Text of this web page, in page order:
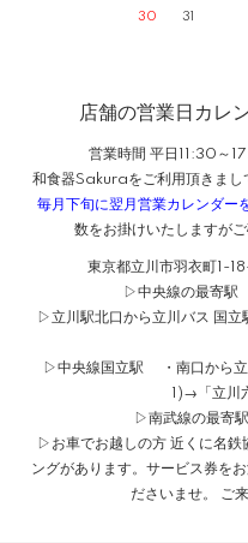
30 31
店舗の営業日カレ
営業時間 平日11:30～
和食器Sakuraをご利用頂きまし
毎月下旬に翌月営業カレンダー
数をお掛けいたしますが
東京都立川市羽衣町1-
▷中央線の最寄駅
▷立川駅北口から立川バス 国
▷中央線国立駅 ・南口から立
1)→「立川
▷南武線の最寄
▷お車でお越しの方 近くに名鉄
ングがあります。サービス券を
ださいませ。 ご